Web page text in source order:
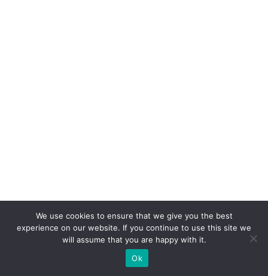
We use cookies to ensure that we give you the best
experience on our website. If you continue to use this site we
will assume that you are happy with it.
Ok